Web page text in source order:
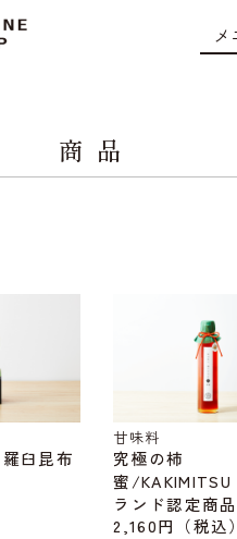
メ
商品
臼昆布
甘味料
究極の柿
蜜/KAKIMITSU
ランド認定商品
2,160円
（税込）